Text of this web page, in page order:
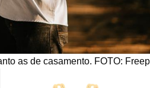
as de casamento. FOTO: